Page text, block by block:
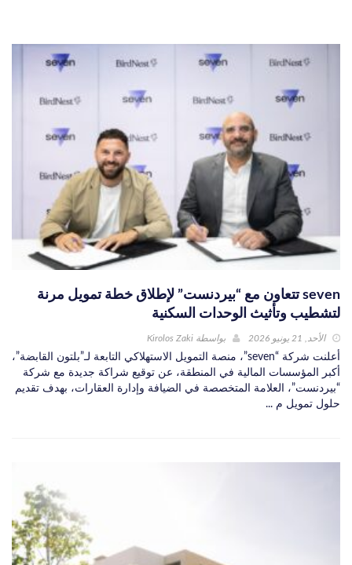
seven تتعاون مع “بيردنست” لإطلاق خطة تمويل مرنة
لتشطيب وتأثيث الوحدات السكنية
الأحد, 21 يونيو 2026 بواسطة Kirolos Zaki
أعلنت شركة “seven”، منصة التمويل الاستهلاكي التابعة لـ”بلتون القابضة”،
أكبر المؤسسات المالية في المنطقة، عن توقيع شراكة جديدة مع شركة
“بيردنست”، العلامة المتخصصة في الضيافة وإدارة العقارات، بهدف تقديم
حلول تمويل م ...